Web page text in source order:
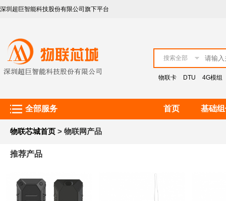
深圳超巨智能科技股份有限公司旗下平台
搜索全部
物联卡 DTU 4G模组
全部服务 首页 基础
物联芯城首页 > 物联网产品
推荐产品